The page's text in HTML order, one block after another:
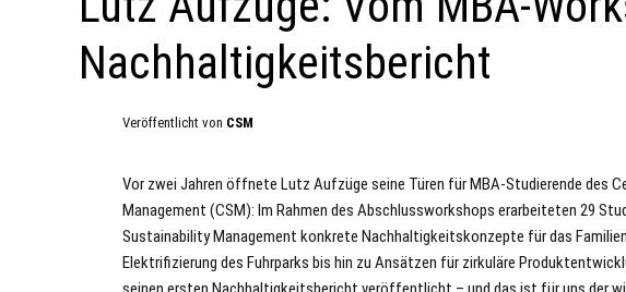
Nachhaltigkeitsbericht
Veröffentlicht von CSM
Vor zwei Jahren öffnete Lutz Aufzüge seine Türen für MBA-Studierende des
Management (CSM): Im Rahmen des Abschlussworkshops erarbeiteten 29
Sustainability Management konkrete Nachhaltigkeitskonzepte für das
Elektrifizierung des Fuhrparks bis hin zu Ansätzen für zirkuläre